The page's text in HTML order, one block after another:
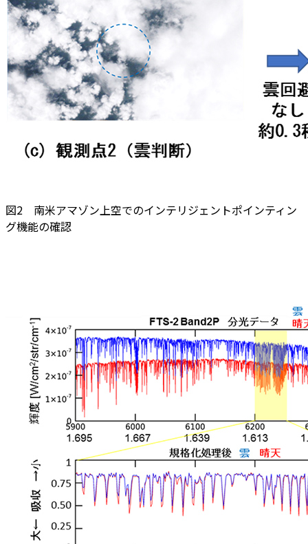
図2 南米アマゾン上空でのインテリジェントポインティン
グ機能の確認